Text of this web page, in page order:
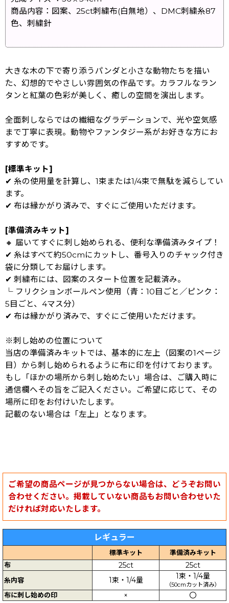
商品内容：図案、25ct刺繍布(白無地）、DMC刺繍糸87
色、刺繍針
大きな木の下で寄り添うパンダと小さな動物たちを描い
た、幻想的でやさしい雰囲気の作品です。カラフルなラン
タンと紅葉の色彩が美しく、癒しの空間を演出します。
全面刺しならではの繊細なグラデーションで、光や空気感
まで丁寧に表現。動物やファンタジー系がお好きな方にお
すすめです。
[標準キット]
✔ 糸の使用量を計算し、1束または1/4束で無駄を減らしてい
ます。
✔ 布は縁かがり済みで、すぐにご使用いただけます。
[準備済みキット]
🔸 届いてすぐに刺し始められる、便利な準備済みタイプ！
✔ 糸はすべて約50cmにカットし、番号入りのチャック付き
袋に分類してお届けします。
✔ 刺繍布には、図案のスタート位置を記載済み。
└ フリクションボールペン使用（青：10目ごと／ピンク：
5目ごと、4マス分）
✔ 布は縁かがり済みで、すぐにご使用いただけます。
※刺し始めの位置について
当店の準備済みキットでは、基本的に左上（図案の1ページ
目）から刺し始められるように布に印を付けております。
もし「ほかの場所から刺し始めたい」場合は、ご購入時に
通信欄へその旨をご記入ください。ご希望に応じて、その
場所に印をお付けいたします。
記載のない場合は「左上」となります。
ご希望の商品ページが見つからない場合は、どうぞお問い
合わせください。掲載していない商品もお問い合わせいた
だければ対応いたします。
レギュラー
標準キット
準備済みキット
布
25ct 25ct
糸内容 1束・1/4量 1束・1/4量
（50cmカット済み）
布に刺し始めの印 × 〇